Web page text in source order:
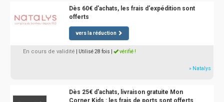
Dès 60€ d'achats, les frais d'expédition sont
offerts
vers la réduction
En cours de validité | Utilisé 28 fois vérifié !
» Natalys
Dès 25€ d'achats, livraison gratuite Mon
Corner Kids : les frais de ports sont offerts